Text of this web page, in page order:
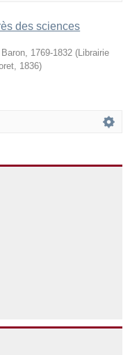
des sciences
1769-1832 ( Librairie
1836)